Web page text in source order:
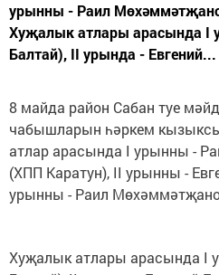
урынны - Раил
Хуҗалык атлары арасында I
Балтай), II урында - Евгений...
8 майда район Сабан туе
чабышларын һәркем
атлар арасында I урынны -
(ХПП Каратун), II урынны -
урынны - Раил
Хуҗалык атлары арасында I